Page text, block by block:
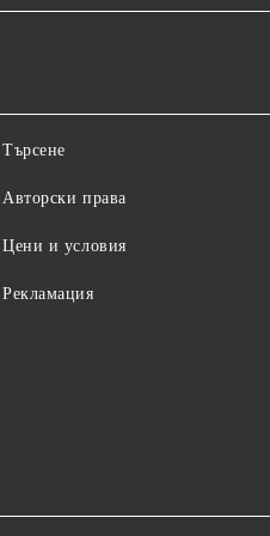
Търсене
Авторски права
Цени и условия
Рекламация